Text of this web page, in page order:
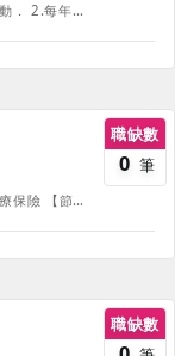
1.成立福委會，綜理公司之所有福利活動． 2.每年公司補助員工旅遊． 3.生日禮金(券)． 4.購買公司商品可享有優惠折扣． 5.婚喪慰問金． 6.子女教育獎學金． 7.定期身體健康檢查． 8.(汽車)停車費部份補助. 9.團體保險 10.內、外部教育訓練 11.尾牙餐會、摸彩活動 12.志工假、運動假
【團險】定期壽險、意外傷害、癌症醫療保險 【節慶】三節禮品或禮券、生日禮券、結婚禮金、生育禮金、住院慰問金、喪葬奠儀 【獎酬】年終獎金、員工酬勞、員工持股獎勵金、業績達成獎金 【教育】新進人員訓練、管理職能訓練、專業職能訓練、通識職能訓練、多元講座、線上訓練、績優員工出國考察、各式情境演練 【休閒】國外員工旅遊補助、年終尾牙、集團員工家庭日、雲端圖書館 【優惠】員工購物優惠、員工汽機車停車優惠 【健康】每日健康晨操、雙月臨場醫師諮詢、每年免費健檢、新人體檢補助 【生活】每年免費心理諮詢 【溝通】勞資會議、員工關懷信箱、集團刊物 【其他】1.提供輔導員制度，並補助聚餐費用，輕鬆氛圍中適應環境！ 2.每月薪轉員工帳戶跨行「轉帳」與「提款」手續費優惠減免10次 【喜慶假】本人訂婚、兄弟姊妹結婚、子女(訂)結婚，給予喜慶假 【京喜假】自2025年起，正職留任滿1年可享1天京喜假，最高留任滿3年，每年都可享有5天京喜假
職缺數
0 筆
職缺數